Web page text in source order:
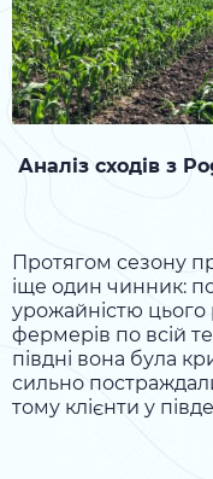
Аналіз сходів з
Протягом сезону
іще один чинник:
урожайністю цього
фермерів по всій
півдні вона була
сильно
тому клієнти у